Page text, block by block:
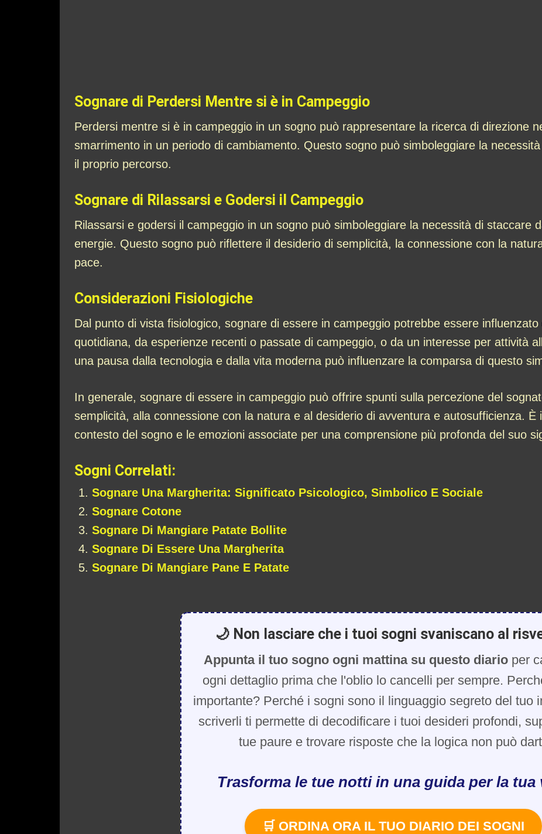
Sognare di Perdersi Mentre si è in Campeggio
Perdersi mentre si è in campeggio in un sogno può rappresentare la ricerca di direzione
smarrimento in un periodo di cambiamento. Questo sogno può simboleggiare la
il proprio percorso.
Sognare di Rilassarsi e Godersi il Campeggio
Rilassarsi e godersi il campeggio in un sogno può simboleggiare la necessità di staccare
energie. Questo sogno può riflettere il desiderio di semplicità, la connessione con la
pace.
Considerazioni Fisiologiche
Dal punto di vista fisiologico, sognare di essere in campeggio potrebbe essere
quotidiana, da esperienze recenti o passate di campeggio, o da un interesse per attività
una pausa dalla tecnologia e dalla vita moderna può influenzare la comparsa di questo
In generale, sognare di essere in campeggio può offrire spunti sulla percezione del
semplicità, alla connessione con la natura e al desiderio di avventura e autosufficienza. È
contesto del sogno e le emozioni associate per una comprensione più profonda del suo
Sogni Correlati:
Sognare Una Margherita: Significato Psicologico, Simbolico E Sociale
Sognare Cotone
Sognare Di Mangiare Patate Bollite
Sognare Di Essere Una Margherita
Sognare Di Mangiare Pane E Patate
🌙 Non lasciare che i tuoi sogni svaniscano al
Appunta il tuo sogno ogni mattina su questo diario per
ogni dettaglio prima che l'oblio lo cancelli per sempre.
importante? Perché i sogni sono il linguaggio segreto del tuo
scriverli ti permette di decodificare i tuoi desideri profondi,
tue paure e trovare risposte che la logica non può
Trasforma le tue notti in una guida per la tua
🛒 ORDINA ORA IL TUO DIARIO DEI SOGNI